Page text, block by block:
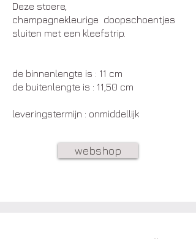
Deze stoere,
champagnekleurige doopschoentjes
sluiten met een kleefstrip.
de binnenlengte is : 11 cm
de buitenlengte is : 11,50 cm
leveringstermijn : onmiddellijk
webshop